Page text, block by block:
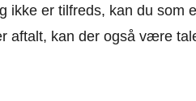
ikke er tilfreds, kan du som
aftalt, kan der også være